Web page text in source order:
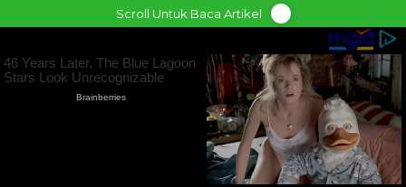
to
Scroll Untuk Baca Artikel